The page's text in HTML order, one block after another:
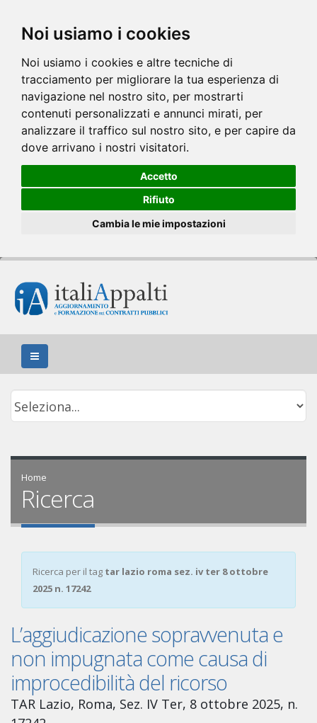
Noi usiamo i cookies
Noi usiamo i cookies e altre tecniche di
tracciamento per migliorare la tua esperienza di
navigazione nel nostro sito, per mostrarti
contenuti personalizzati e annunci mirati, per
analizzare il traffico sul nostro sito, e per capire da
dove arrivano i nostri visitatori.
Accetto
Rifiuto
Cambia le mie impostazioni
Home
Ricerca
Ricerca per il tag tar lazio roma sez. iv ter 8 ottobre
2025 n. 17242
L’aggiudicazione sopravvenuta e
non impugnata come causa di
improcedibilità del ricorso
TAR Lazio, Roma, Sez. IV Ter, 8 ottobre 2025, n.